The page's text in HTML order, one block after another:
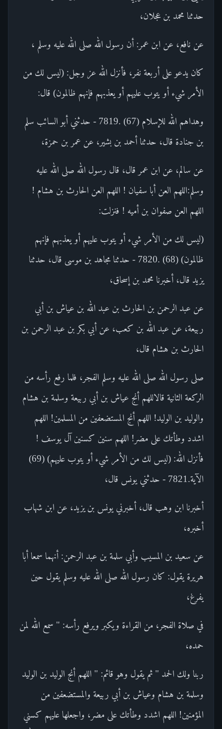
حدثنا محمد بن عجلان،
عن نافع، عن ابن عمر: أن رسول الله صلى الله عليه وسلم ،
كان يدعو على أربعة نفر، فأنزل الله عز وجل: (ليس لك من
الأمر شيء أو يتوب عليهم أو يعذبهم فإنهم ظالمون) قال:
وهداهم الله للإسلام (67) .7819 - حدثني أبو السائب سلم
بن جنادة قال، حدثنا أحمد بن بشير، عن عمر بن حمزة،
عن سالم، عن ابن عمر قال، قال رسول الله صلى الله عليه
وسلم:اللهم العن أبا سفيان ! اللهم العن الحارث بن هشام !
اللهم العن صفوان بن أميه ! فنزلت:
(ليس لك من الأمر شيء أو يتوب عليهم أو يعذبهم فإنهم
ظالمون) (68) .7820 - حدثنا مجاهد بن موسى قال، حدثنا
يزيد قال، أخبرنا محمد بن إسحاق،
عن عبد الرحمن بن الحارث بن عبد الله بن عياش بن أبي
ربيعة، عن عبد الله بن كعب، عن أبي بكر بن عبد الرحمن بن
الحارث بن هشام قال،
صلى رسول الله صلى الله عليه وسلم الفجر، فلما رفع رأسه من
الركعة الثانية قالاللهم أنج عياش بن أبي ربيعة وسلمة بن هشام
والوليد بن الوليد! اللهم أنج المستضعفين من المسلمين! اللهم
اشدد وطأتك على مضر! اللهم سنين كسنين آل يوسف !
فأنزل الله: (ليس لك من الأمر شيء أو يتوب عليهم) (69)
الآية.7821 - حدثني يونس قال،
أخبرنا ابن وهب قال، أخبرني يونس بن يزيد، عن ابن شهاب
أخبره،
عن سعيد بن المسيب وأبي سلمة بن عبد الرحمن: أنهما سمعا أبا
هريرة يقول: كان رسول الله صلى الله عليه وسلم يقول حين
يفرغ،
في صلاة الفجر، من القراءة ويكبر ويرفع رأسه: " سمع الله لمن
حمده،
ربنا ولك الحمد " ثم يقول وهو قائم: " اللهم أنج الوليد بن الوليد
وسلمة بن هشام وعياش بن أبي ربيعة والمستضعفين من
المؤمنين! اللهم اشدد وطأتك على مضر، واجعلها عليهم كسني